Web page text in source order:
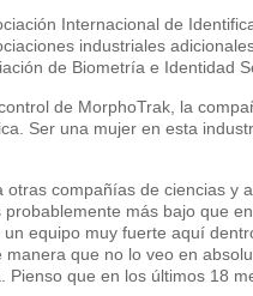
Internacional de
industriales
de Biometría e Identidad
de MorphoTrak, la
Ser una mujer en esta
otras compañías de ciencias y
más bajo que
un equipo muy fuerte aquí
que no lo veo en
que en los últimos 18